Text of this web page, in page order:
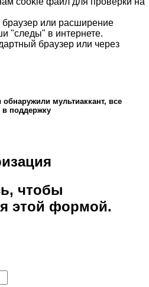
или расширение
"следы" в интернете.
браузер или через
мультиаккант, все
поддержку
чтобы
этой формой.